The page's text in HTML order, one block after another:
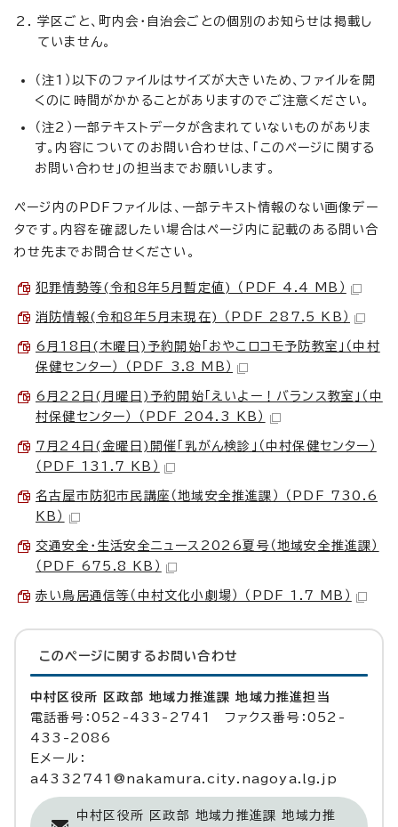
学区ごと、町内会・自治会ごとの個別のお知らせは掲載し
ていません。
（注1）以下のファイルはサイズが大きいため、ファイルを開
くのに時間がかかることがありますのでご注意ください。
（注2）一部テキストデータが含まれていないものがありま
す。内容についてのお問い合わせは、「このページに関する
お問い合わせ」の担当までお願いします。
ページ内のPDFファイルは、一部テキスト情報のない画像デー
タです。内容を確認したい場合はページ内に記載のある問い合
わせ先までお問合せください。
犯罪情勢等(令和8年5月暫定値) （PDF 4.4 MB）
消防情報(令和8年5月末現在) （PDF 287.5 KB）
6月18日(木曜日)予約開始「おやこロコモ予防教室」（中村
保健センター） （PDF 3.8 MB）
6月22日(月曜日)予約開始「えいよー！バランス教室」（中
村保健センター） （PDF 204.3 KB）
7月24日(金曜日)開催「乳がん検診」（中村保健センター）
（PDF 131.7 KB）
名古屋市防犯市民講座（地域安全推進課） （PDF 730.6
KB）
交通安全・生活安全ニュース2026夏号（地域安全推進課）
（PDF 675.8 KB）
赤い鳥居通信等（中村文化小劇場） （PDF 1.7 MB）
このページに関する お問い合わせ
中村区役所 区政部 地域力推進課 地域力推進担当
電話番号：052-433-2741 ファクス番号：052-
433-2086
Eメール：
a4332741@nakamura.city.nagoya.lg.jp
中村区役所 区政部 地域力推進課 地域力推